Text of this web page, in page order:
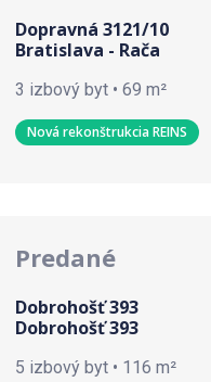
Dopravná 3121/10
Bratislava - Rača
3 izbový byt • 69 m²
Nová rekonštrukcia REINS
Predané
Dobrohošť 393
Dobrohošť 393
5 izbový byt • 116 m²